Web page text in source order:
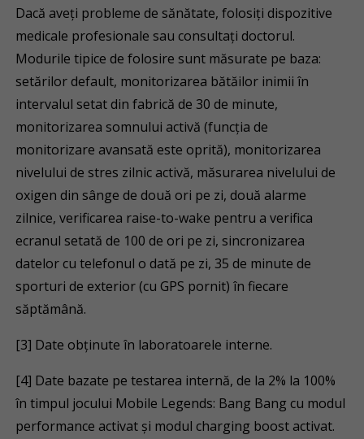
Dacă aveți probleme de sănătate, folosiți dispozitive
medicale profesionale sau consultați doctorul.
Modurile tipice de folosire sunt măsurate pe baza:
setărilor default, monitorizarea bătăilor inimii în
intervalul setat din fabrică de 30 de minute,
monitorizarea somnului activă (funcția de
monitorizare avansată este oprită), monitorizarea
nivelului de stres zilnic activă, măsurarea nivelului de
oxigen din sânge de două ori pe zi, două alarme
zilnice, verificarea raise-to-wake pentru a verifica
ecranul setată de 100 de ori pe zi, sincronizarea
datelor cu telefonul o dată pe zi, 35 de minute de
sporturi de exterior (cu GPS pornit) în fiecare
săptămână.
[3] Date obținute în laboratoarele interne.
[4] Date bazate pe testarea internă, de la 2% la 100%
în timpul jocului Mobile Legends: Bang Bang cu modul
performance activat și modul charging boost activat.